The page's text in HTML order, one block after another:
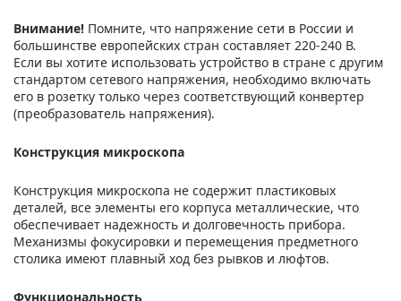
Внимание! Помните, что напряжение сети в России и
большинстве европейских стран составляет 220-240 В.
Если вы хотите использовать устройство в стране с другим
стандартом сетевого напряжения, необходимо включать
его в розетку только через соответствующий конвертер
(преобразователь напряжения).
Конструкция микроскопа
Конструкция микроскопа не содержит пластиковых
деталей, все элементы его корпуса металлические, что
обеспечивает надежность и долговечность прибора.
Механизмы фокусировки и перемещения предметного
столика имеют плавный ход без рывков и люфтов.
Функциональность